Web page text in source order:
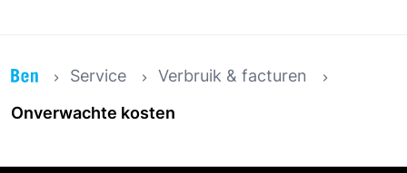
Service
Verbruik & facturen
Onverwachte kosten